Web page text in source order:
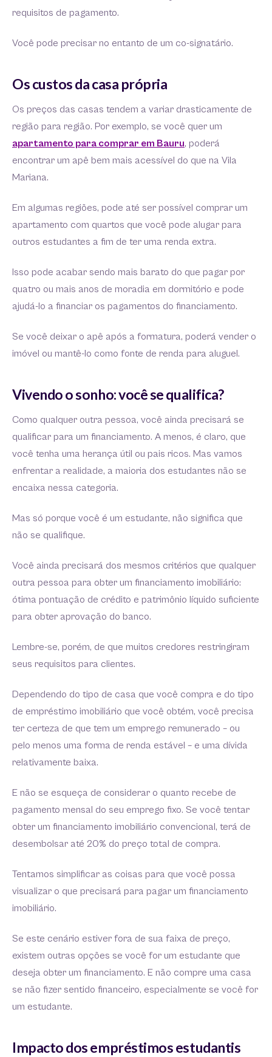
requisitos de pagamento.
Você pode precisar no entanto de um co-signatário.
Os custos da casa própria
Os preços das casas tendem a variar drasticamente de
região para região. Por exemplo, se você quer um
apartamento para comprar em Bauru, poderá
encontrar um apê bem mais acessível do que na Vila
Mariana.
Em algumas regiões, pode até ser possível comprar um
apartamento com quartos que você pode alugar para
outros estudantes a fim de ter uma renda extra.
Isso pode acabar sendo mais barato do que pagar por
quatro ou mais anos de moradia em dormitório e pode
ajudá-lo a financiar os pagamentos do financiamento.
Se você deixar o apê após a formatura, poderá vender o
imóvel ou mantê-lo como fonte de renda para aluguel.
Vivendo o sonho: você se qualifica?
Como qualquer outra pessoa, você ainda precisará se
qualificar para um financiamento. A menos, é claro, que
você tenha uma herança útil ou pais ricos. Mas vamos
enfrentar a realidade, a maioria dos estudantes não se
encaixa nessa categoria.
Mas só porque você é um estudante, não significa que
não se qualifique.
Você ainda precisará dos mesmos critérios que qualquer
outra pessoa para obter um financiamento imobiliário:
ótima pontuação de crédito e patrimônio líquido suficiente
para obter aprovação do banco.
Lembre-se, porém, de que muitos credores restringiram
seus requisitos para clientes.
Dependendo do tipo de casa que você compra e do tipo
de empréstimo imobiliário que você obtém, você precisa
ter certeza de que tem um emprego remunerado – ou
pelo menos uma forma de renda estável – e uma dívida
relativamente baixa.
E não se esqueça de considerar o quanto recebe de
pagamento mensal do seu emprego fixo. Se você tentar
obter um financiamento imobiliário convencional, terá de
desembolsar até 20% do preço total de compra.
Tentamos simplificar as coisas para que você possa
visualizar o que precisará para pagar um financiamento
imobiliário.
Se este cenário estiver fora de sua faixa de preço,
existem outras opções se você for um estudante que
deseja obter um financiamento. E não compre uma casa
se não fizer sentido financeiro, especialmente se você for
um estudante.
Impacto dos empréstimos estudantis